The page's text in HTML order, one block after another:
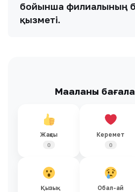
бойынша филиалының
қызметі.
Мақаланы
Жақсы
0
Керемет
0
Қызық Обал-ай